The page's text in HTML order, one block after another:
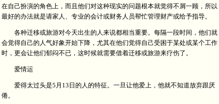
在自己扮演的角色上，而且他们对这种现实的问题根本就觉得不屑一顾，所以
最好的办法就是请家人、专业的会计或财务人员帮忙管理财产或给予指导。
各种迁移或旅游对今天出生的人来说都相当重要。每隔一段时间，他们就
会觉得自己的人气好象开始下降，尤其在他们觉得自己受困于某处或某个工作
时，更会让他们郁闷不已，这时候就需要借着迁移或旅游来疗伤了。
爱情运
爱得太过头是5月13日的人的特征。一旦让他爱上，他就不知道放弃跟厌
倦。